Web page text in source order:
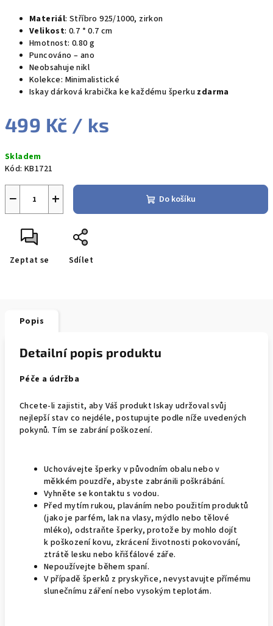
Materiál: Stříbro 925/1000, zirkon
Velikost: 0.7 * 0.7 cm
Hmotnost: 0.80 g
Puncováno – ano
Neobsahuje nikl
Kolekce: Minimalistické
Iskay dárková krabička ke každému šperku zdarma
499 Kč / ks
cena:
Skladem
Kód: KB1721
+
− Do košíku
Zeptat se Sdílet
Popis
Detailní popis produktu
Péče a údržba
Chcete-li zajistit, aby Váš produkt Iskay udržoval svůj
nejlepší stav co nejdéle, postupujte podle níže uvedených
pokynů. Tím se zabrání poškození.
Uchovávejte šperky v původním obalu nebo v
měkkém pouzdře, abyste zabránili poškrábání.
Vyhněte se kontaktu s vodou.
Před mytím rukou, plaváním nebo použitím produktů
(jako je parfém, lak na vlasy, mýdlo nebo tělové
mléko), odstraňte šperky, protože by mohlo dojít
k poškození kovu, zkrácení životnosti pokovování,
ztrátě lesku nebo křišťálové záře.
Nepoužívejte během spaní.
V případě šperků z pryskyřice, nevystavujte přímému
slunečnímu záření nebo vysokým teplotám.